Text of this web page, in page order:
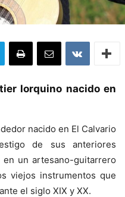
lorquino nacido en
nacido en El Calvario
de sus anteriores
un artesano-guitarrero
viejos instrumentos que
el siglo XIX y XX.